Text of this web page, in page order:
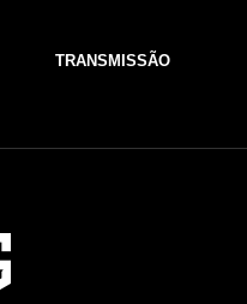
TRANSMISSÃO